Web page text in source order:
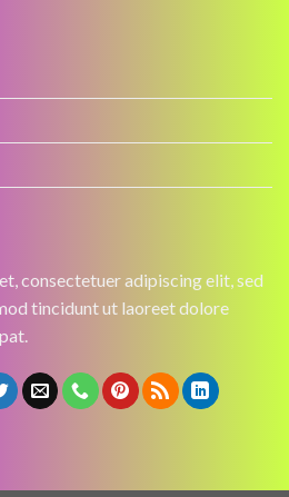
consectetuer adipiscing elit, sed
tincidunt ut laoreet dolore